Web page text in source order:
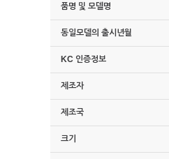
품명 및 모델명
동일모델의 출시년월
KC 인증정보
제조자
제조국
크기